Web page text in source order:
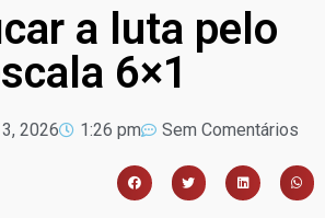
a luta pelo
6×1
2026 1:26 pm Sem Comentários